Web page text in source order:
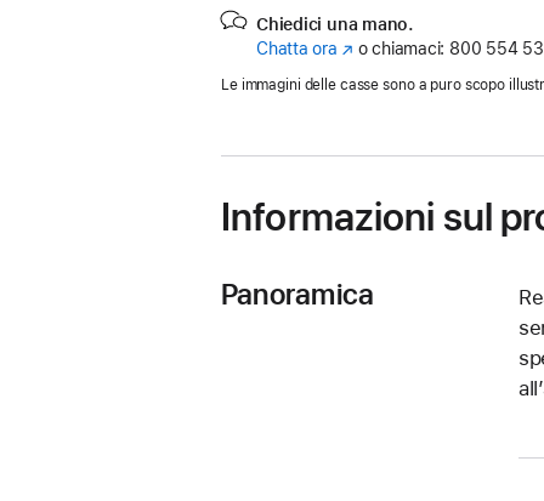
Chiedici una mano.
Chatta ora (Si o chiamaci: 800 554
Le immagini delle casse sono a puro scopo
Informazioni sul
Panoramica